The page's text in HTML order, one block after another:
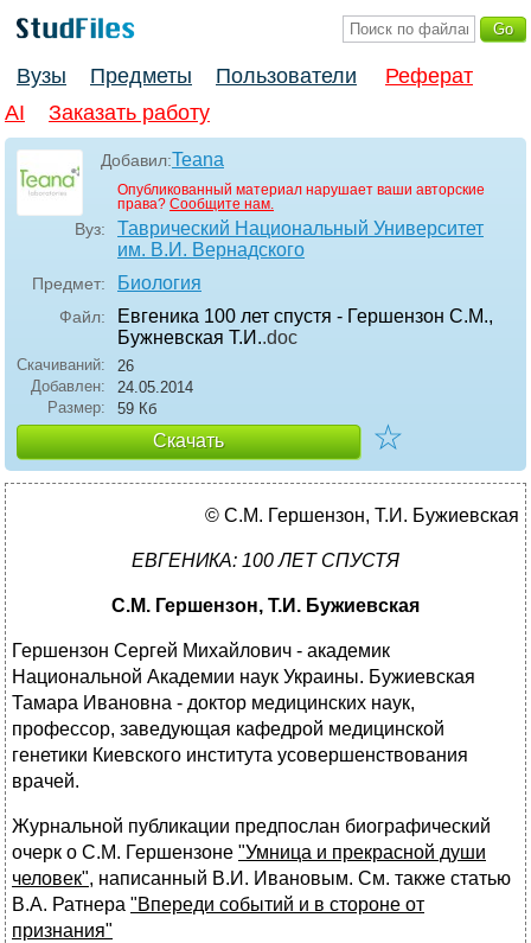
Вузы Предметы Пользователи
Реферат
AI
Заказать работу
Добавил:Teana
Опубликованный материал нарушает ваши авторские
права? Сообщите нам.
Вуз:
Таврический Национальный Университет
им. В.И. Вернадского
Предмет: Биология
Файл:
Евгеника 100 лет спустя - Гершензон С.М.,
Бужневская Т.И..doc
Скачиваний:
26
Добавлен:
24.05.2014
Размер:
59 Кб
Скачать ☆
© С.М. Гершензон, Т.И. Бужиевская
ЕВГЕНИКА: 100 ЛЕТ СПУСТЯ
С.М. Гершензон, Т.И. Бужиевская
Гершензон Сергей Михайлович - академик
Национальной Академии наук Украины. Бужиевская
Тамара Ивановна - доктор медицинских наук,
профессор, заведующая кафедрой медицинской
генетики Киевского института усовершенствования
врачей.
Журнальной публикации предпослан биографический
очерк о С.М. Гершензоне "Умница и прекрасной души
человек", написанный В.И. Ивановым. См. также статью
В.А. Ратнера "Впереди событий и в стороне от
признания"